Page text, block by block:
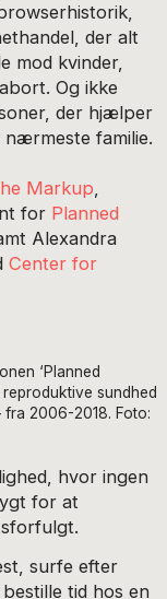
der alt
mod kvinder,
Og ikke
der hjælper
nærmeste familie.
Markup,
for Planned
Alexandra
Center for
‘Planned
sundhed
fra 2006-2018. Foto:
hvor ingen
for at
surfe efter
tid hos en